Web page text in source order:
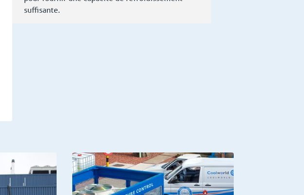
suffisante.
Chimie et pétrochimie